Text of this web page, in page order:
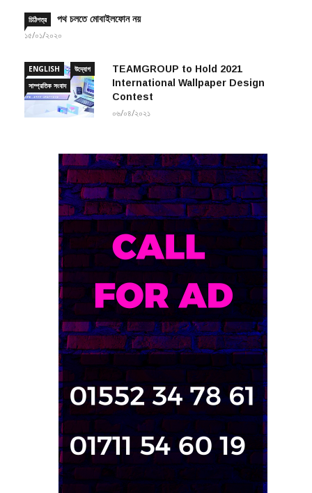
চিঠিপত্র পথ চলতে মোবাইলফোন নয়
১৫/০১/২০২০
ENGLISH
উদ্যোগ
সাম্প্রতিক সংবাদ
TEAMGROUP to Hold 2021
International Wallpaper Design
Contest
০৬/০৪/২০২১